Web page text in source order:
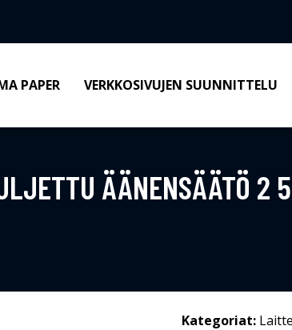
PAPER VERKKOSIVUJEN SUUNNITTELU
ÄÄNENSÄÄTÖ 2
Kategoriat: